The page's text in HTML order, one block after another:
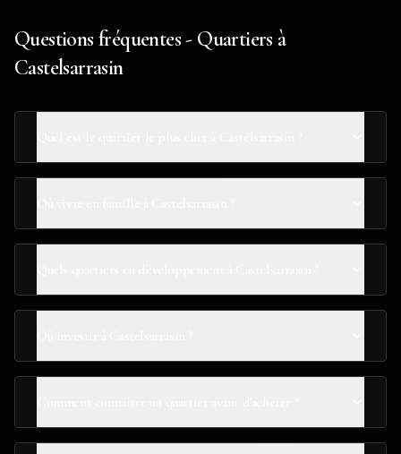
Questions fréquentes - Quartiers à
Castelsarrasin